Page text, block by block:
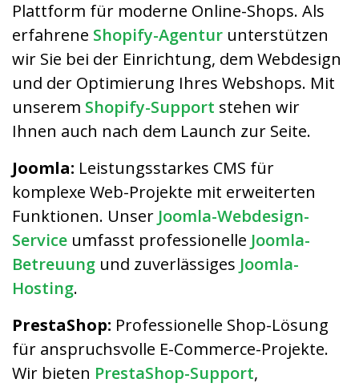
Plattform für moderne Online-Shops. Als
erfahrene Shopify-Agentur unterstützen
wir Sie bei der Einrichtung, dem Webdesign
und der Optimierung Ihres Webshops. Mit
unserem Shopify-Support stehen wir
Ihnen auch nach dem Launch zur Seite.
Joomla: Leistungsstarkes CMS für
komplexe Web-Projekte mit erweiterten
Funktionen. Unser Joomla-Webdesign-
Service umfasst professionelle Joomla-
Betreuung und zuverlässiges Joomla-
Hosting.
PrestaShop: Professionelle Shop-Lösung
für anspruchsvolle E-Commerce-Projekte.
Wir bieten PrestaShop-Support,